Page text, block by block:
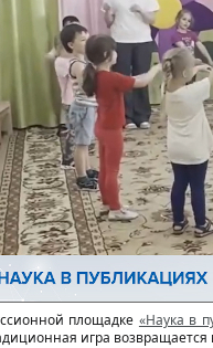
площадке «Наука в
игра возвращается